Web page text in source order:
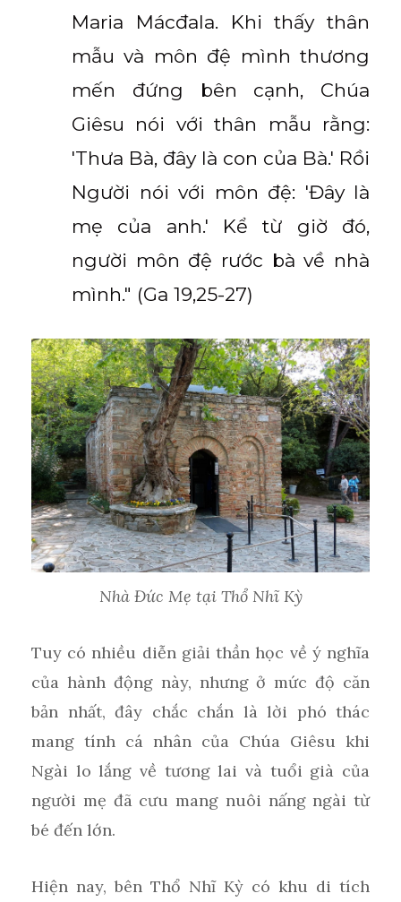
Maria Mácđala. Khi thấy thân
mẫu và môn đệ mình thương
mến đứng bên cạnh, Chúa
Giêsu nói với thân mẫu rằng:
'Thưa Bà, đây là con của Bà.' Rồi
Người nói với môn đệ: 'Đây là
mẹ của anh.' Kể từ giờ đó,
người môn đệ rước bà về nhà
mình." (Ga 19,25-27)
Nhà Đức Mẹ tại Thổ Nhĩ Kỳ
Tuy có nhiều diễn giải thần học về ý nghĩa
của hành động này, nhưng ở mức độ căn
bản nhất, đây chắc chắn là lời phó thác
mang tính cá nhân của Chúa Giêsu khi
Ngài lo lắng về tương lai và tuổi già của
người mẹ đã cưu mang nuôi nấng ngài từ
bé đến lớn.
Hiện nay, bên Thổ Nhĩ Kỳ có khu di tích